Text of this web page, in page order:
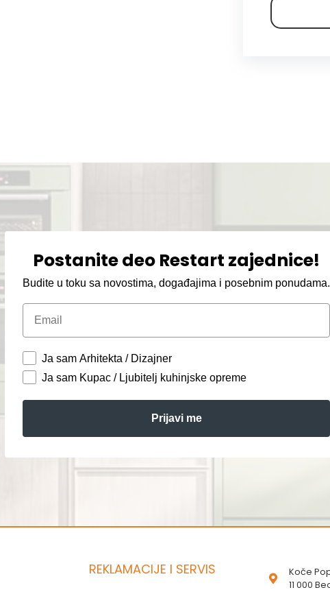
Postanite deo Restart zajednice!
Budite u toku sa novostima, događajima i posebnim ponudama.
Email
Ja sam Arhitekta / Dizajner
Ja sam Kupac / Ljubitelj kuhinjske opreme
Prijavi me
REKLAMACIJE I SERVIS
Koče
11 000